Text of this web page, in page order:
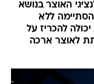
האוצר בנושא
ללא
להכריז על
לאוצר ארכה